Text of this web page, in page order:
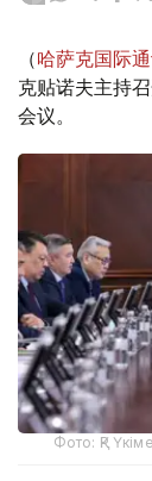
（哈萨克国际
克贴诺夫主持
会议。
Фото: ҚР